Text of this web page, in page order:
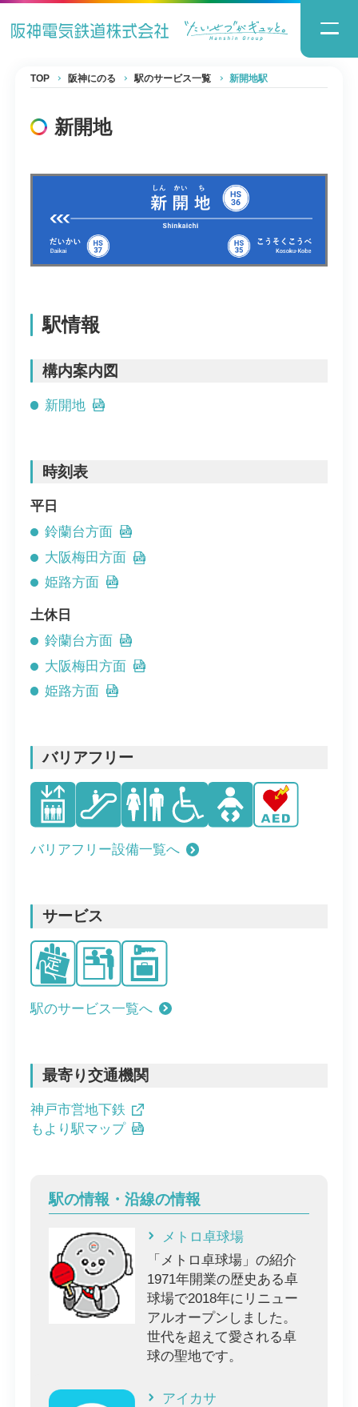
TOP 阪神にのる 駅のサービス一覧 新開地駅
新開地
駅情報
構内案内図
新開地
時刻表
平日
鈴蘭台方面
大阪梅田方面
姫路方面
土休日
鈴蘭台方面
大阪梅田方面
姫路方面
バリアフリー
バリアフリー設備一覧へ
サービス
駅のサービス一覧へ
最寄り交通機関
神戸市営地下鉄
もより駅マップ
駅の情報・沿線の情報
メトロ卓球場
「メトロ卓球場」の紹介
1971年開業の歴史ある卓
球場で2018年にリニュー
アルオープンしました。
世代を超えて愛される卓
球の聖地です。
アイカサ